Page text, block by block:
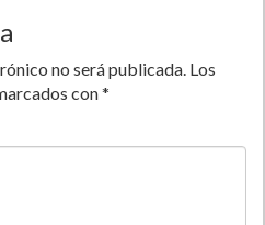
no será publicada. Los
con*